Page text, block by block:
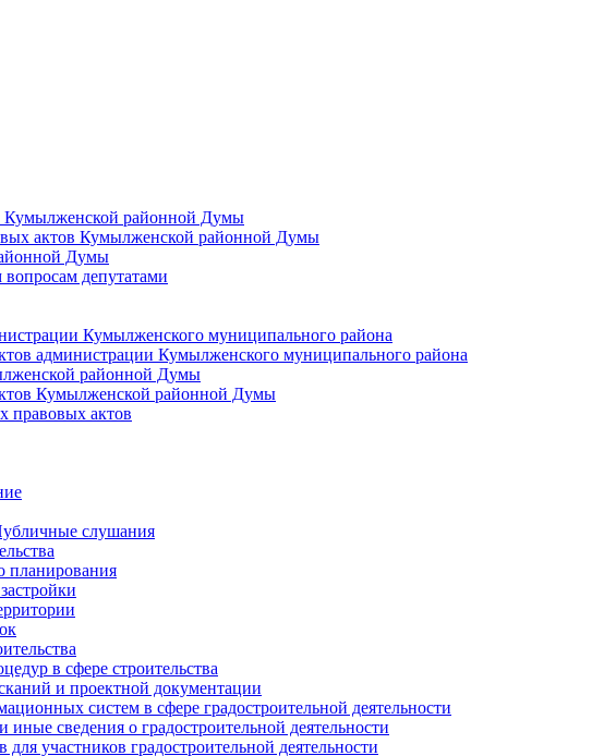
Кумылженской районной Думы
актов Кумылженской районной Думы
Думы
депутатами
Кумылженского муниципального района
администрации Кумылженского муниципального района
районной Думы
Кумылженской районной Думы
правовых актов
слушания
планирования
в сфере строительства
и проектной документации
систем в сфере градостроительной деятельности
сведения о градостроительной деятельности
участников градостроительной деятельности